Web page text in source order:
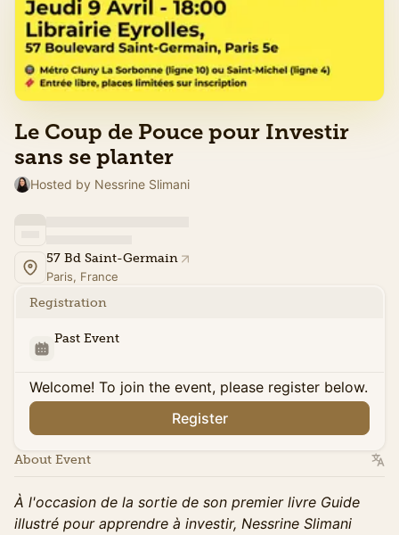
Le Coup de Pouce pour Investir
sans se planter
Hosted by Nessrine Slimani
57 Bd Saint-Germain
Paris, France
Registration
Past Event
Welcome! To join the event, please register below.
Register
About Event
À l'occasion de la sortie de son premier livre Guide
illustré pour apprendre à investir, Nessrine Slimani